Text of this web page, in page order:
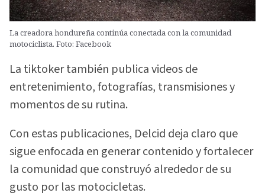
La creadora hondureña continúa conectada con la comunidad
motociclista. Foto: Facebook
La tiktoker también publica videos de
entretenimiento, fotografías, transmisiones y
momentos de su rutina.
Con estas publicaciones, Delcid deja claro que
sigue enfocada en generar contenido y fortalecer
la comunidad que construyó alrededor de su
gusto por las motocicletas.